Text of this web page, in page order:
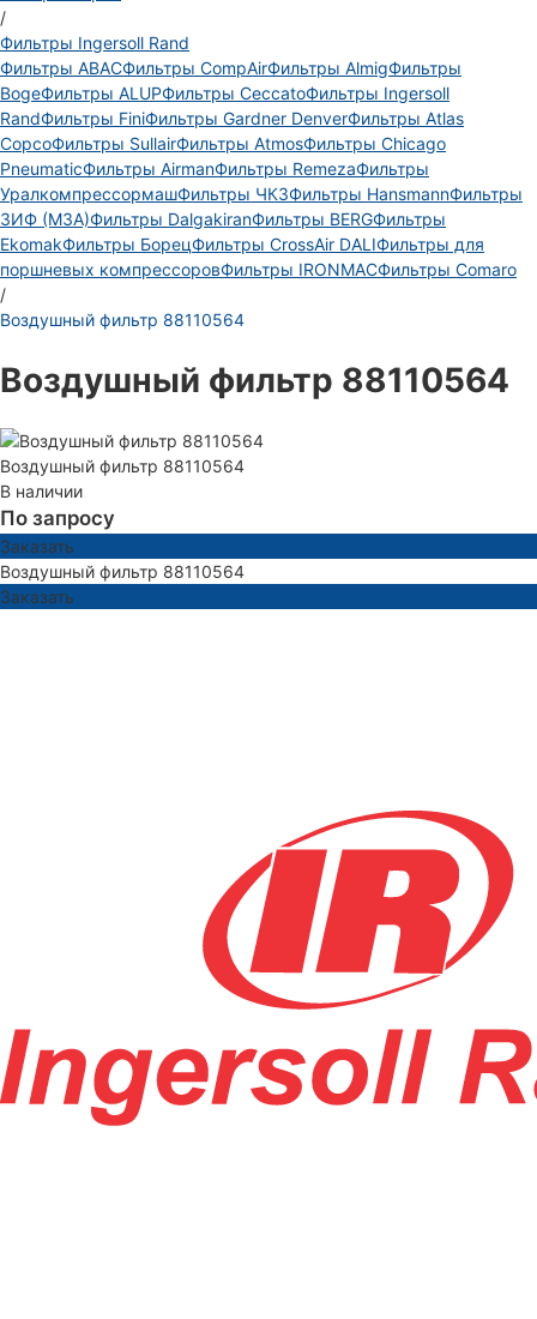
/
Фильтры Ingersoll Rand
Фильтры ABACФильтры CompAirФильтры AlmigФильтры
BogeФильтры ALUPФильтры CeccatoФильтры Ingersoll
RandФильтры FiniФильтры Gardner DenverФильтры Atlas
CopcoФильтры SullairФильтры AtmosФильтры Chicago
PneumaticФильтры AirmanФильтры RemezaФильтры
УралкомпрессормашФильтры ЧКЗФильтры HansmannФильтры
ЗИФ (МЗА)Фильтры DalgakiranФильтры BERGФильтры
EkomakФильтры БорецФильтры CrossAir DALIФильтры для
поршневых компрессоровФильтры IRONMACФильтры Comaro
/
Воздушный фильтр 88110564
Воздушный фильтр 88110564
Воздушный фильтр 88110564
В наличии
По запросу
Заказать
Воздушный фильтр 88110564
Заказать